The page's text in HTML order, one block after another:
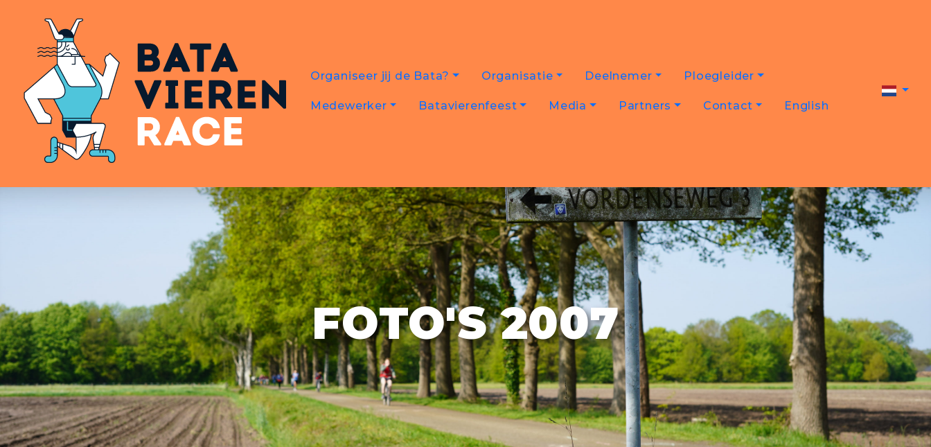
Organiseer jij de Bata? Organisatie Deelnemer Ploegleider
Medewerker Batavierenfeest Media Partners Contact English
FOTO'S 2007